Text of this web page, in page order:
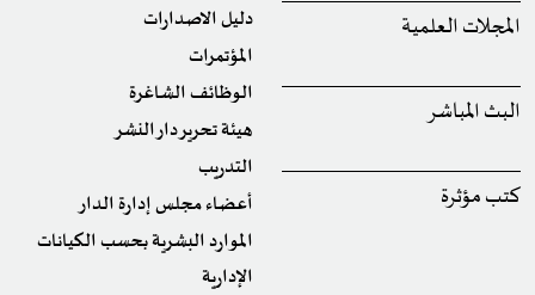
المجلات العلمية
البث المباشر
كتب مؤثرة
دليل الاصدارات
المؤتمرات
الوظائف الشاغرة
هيئة تحرير دار النشر
التدريب
أعضاء مجلس إدارة الدار
الموارد البشرية بحسب الكيانات
الإدارية